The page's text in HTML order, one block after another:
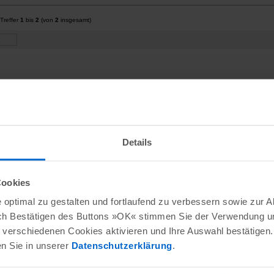
Details
zu gestalten und fortlaufend zu verbessern sowie zur
Bestätigen des Buttons »OK« stimmen Sie der Verwendung
Cookies aktivieren und Ihre Auswahl bestätigen.
Sie in unserer Datenschutzerklärung.
1 bis 2 (von 2 insgesamt)